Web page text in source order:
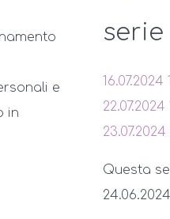
e
in
serie
16.07.2024
22.07.2024
23.07.2024
Questa